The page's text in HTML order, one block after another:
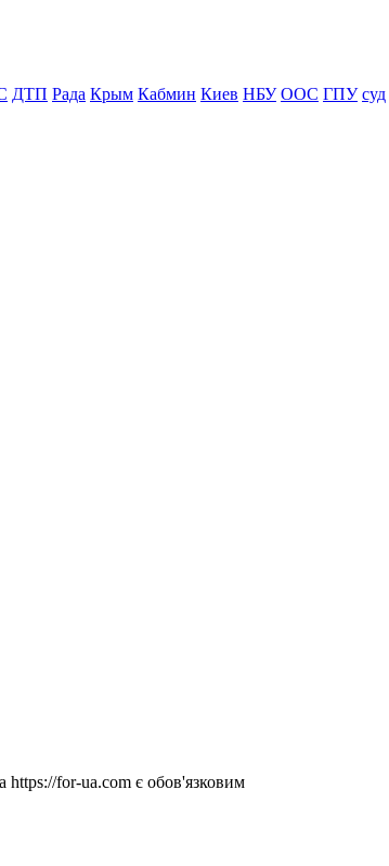
ДТП Рада Крым Кабмин Киев НБУ ООС ГПУ суд
https://for-ua.com є обов'язковим